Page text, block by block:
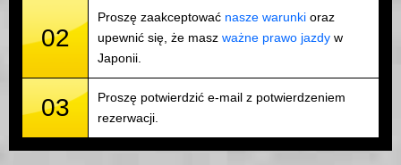
02
Proszę zaakceptować nasze warunki oraz
upewnić się, że masz ważne prawo jazdy w
Japonii.
03
Proszę potwierdzić e-mail z potwierdzeniem
rezerwacji.